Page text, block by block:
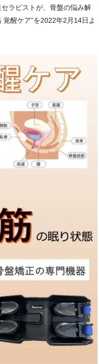
ラピストが、骨盤の悩み解
醒ケア”を2022年2月14日よ